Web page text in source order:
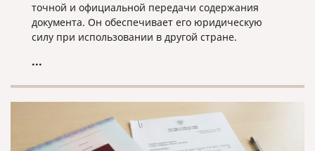
точной и официальной передачи содержания
документа. Он обеспечивает его юридическую
силу при использовании в другой стране.
...